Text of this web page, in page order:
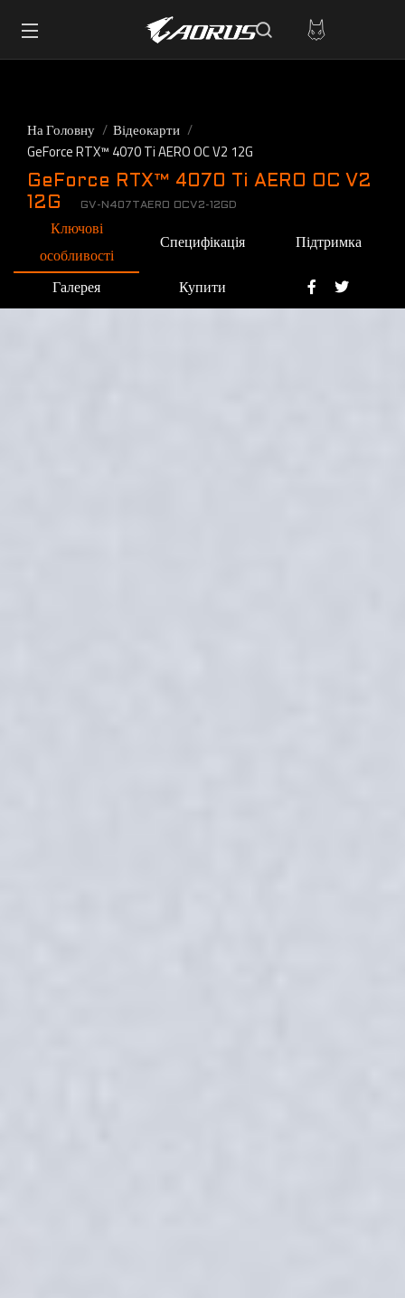
На Головну
Відеокарти
GeForce RTX™ 4070 Ti AERO OC V2 12G
GeForce RTX™ 4070 Ti AERO OC V2
12G
GV-N407TAERO OCV2-12GD
Ключові
особливості
Специфікація Підтримка
Галерея Купити